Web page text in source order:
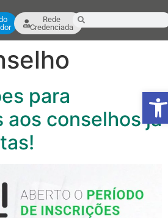
Rede
Credenciada
para
aos conselhos já